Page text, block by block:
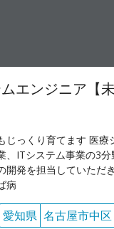
エンジニア【
じっくり育てます 医療
、ITシステム事業の3
開発を担当していただ
病
愛知県 名古屋市中区